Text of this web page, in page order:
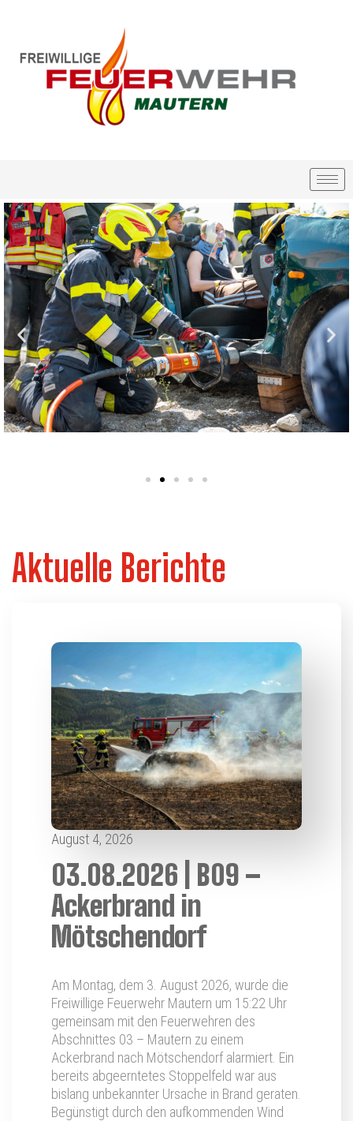
Aktuelle Berichte
August 4, 2026
03.08.2026 | B09 –
Ackerbrand in
Mötschendorf
Am Montag, dem 3. August 2026, wurde die
Freiwillige Feuerwehr Mautern um 15:22 Uhr
gemeinsam mit den Feuerwehren des
Abschnittes 03 – Mautern zu einem
Ackerbrand nach Mötschendorf alarmiert. Ein
bereits abgeerntetes Stoppelfeld war aus
bislang unbekannter Ursache in Brand geraten.
Begünstigt durch den aufkommenden Wind